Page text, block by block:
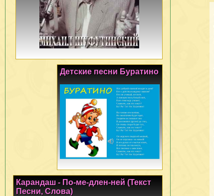
Детские песни Буратино
Карандаш - По-ме-длен-ней (Текст
Песни, Слова)